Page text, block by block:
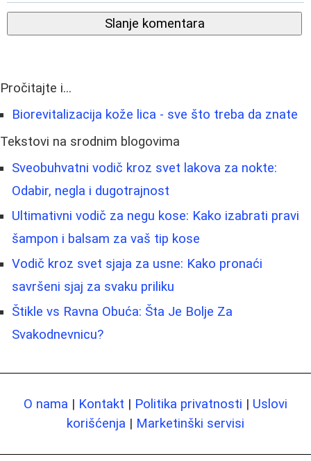
Slanje komentara
Pročitajte i...
Biorevitalizacija kože lica - sve što treba da znate
Tekstovi na srodnim blogovima
Sveobuhvatni vodič kroz svet lakova za nokte:
Odabir, negla i dugotrajnost
Ultimativni vodič za negu kose: Kako izabrati pravi
šampon i balsam za vaš tip kose
Vodič kroz svet sjaja za usne: Kako pronaći
savršeni sjaj za svaku priliku
Štikle vs Ravna Obuća: Šta Je Bolje Za
Svakodnevnicu?
O nama | Kontakt | Politika privatnosti | Uslovi
korišćenja | Marketinški servisi